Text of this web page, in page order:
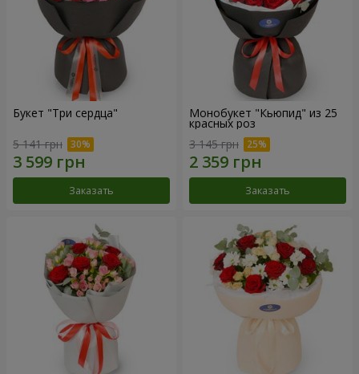
Букет "Три сердца"
5 141 грн
Заказать
Монобукет "Кьюпид" из 25
красных роз
3 145 грн
Заказать